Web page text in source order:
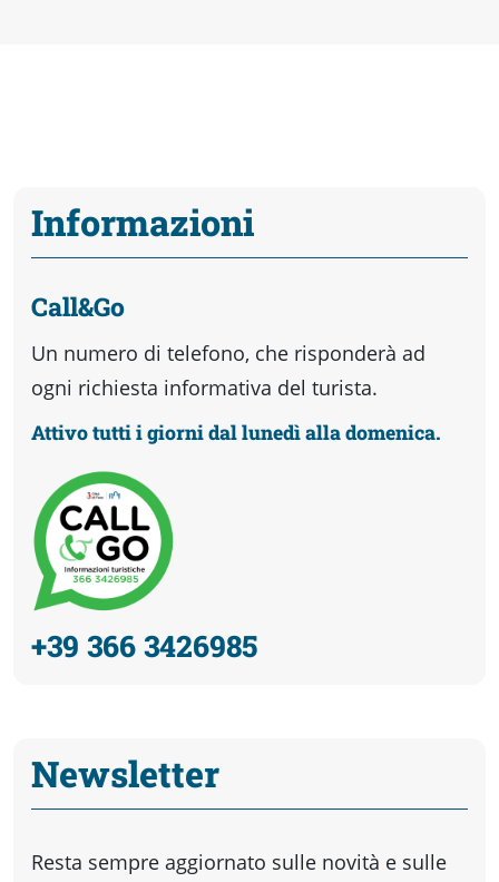
Informazioni
Call&Go
Un numero di telefono, che risponderà ad
ogni richiesta informativa del turista.
Attivo tutti i giorni dal lunedì alla domenica.
+39 366 3426985
Newsletter
Resta sempre aggiornato sulle novità e sulle